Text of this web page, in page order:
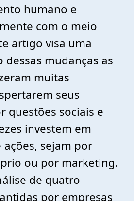
humano e
com o meio
artigo visa uma
dessas mudanças as
muitas
seus
questões sociais e
investem em
ações, sejam por
ou por marketing.
de quatro
por empresas